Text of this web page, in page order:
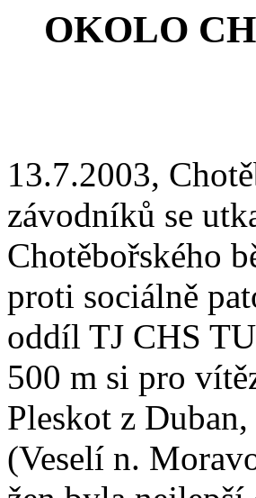
OKOLO
13.7.2003,
závodníků se
Chotěbořského
proti sociálně
oddíl TJ CHS
500 m si pro
Pleskot z
(Veselí n.